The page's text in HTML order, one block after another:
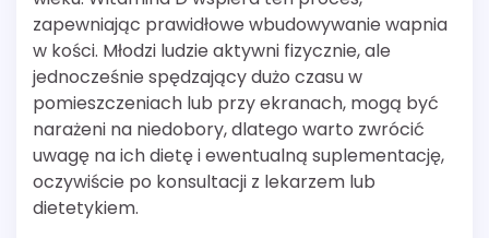
zapewniając prawidłowe wbudowywanie wapnia
w kości. Młodzi ludzie aktywni fizycznie, ale
jednocześnie spędzający dużo czasu w
pomieszczeniach lub przy ekranach, mogą być
narażeni na niedobory, dlatego warto zwrócić
uwagę na ich dietę i ewentualną suplementację,
oczywiście po konsultacji z lekarzem lub
dietetykiem.